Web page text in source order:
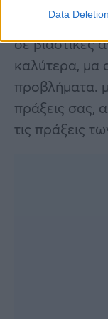
Data Deletion
Ως
σε βιαστικές
καλύτερα, μα
προβλήματα.
πράξεις σας,
τις πράξεις